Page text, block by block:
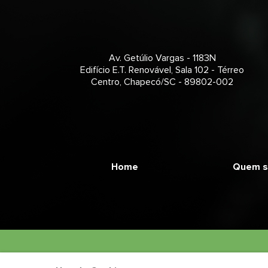
Av. Getúlio Vargas - 1183N
Edifício E.T. Renovável, Sala 102 - Térreo
Centro, Chapecó/SC - 89802-002
Home Quem